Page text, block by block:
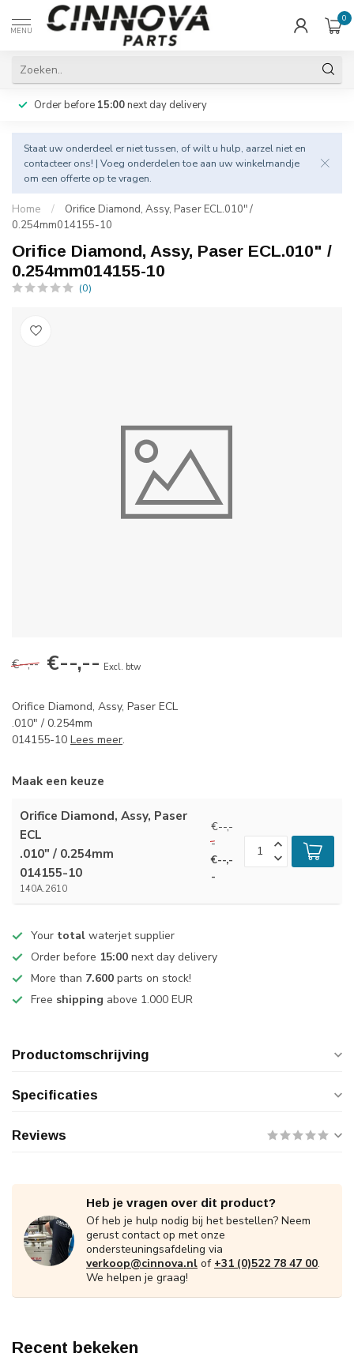
MENU
0
Order before 15:00next day delivery
Staat uw onderdeel er niet tussen, of wilt u hulp, aarzel niet en
contacteer ons! | Voeg onderdelen toe aan uw winkelmandje
om een offerte op te vragen.
Home /
Orifice Diamond, Assy, Paser ECL.010" /
0.254mm014155-10
Orifice Diamond, Assy, Paser ECL.010" /
0.254mm014155-10
(0)
€--,-- €--,-- Excl. btw
Orifice Diamond, Assy, Paser ECL
.010" / 0.254mm
014155-10 Lees meer.
Maak een keuze
Orifice Diamond, Assy, Paser
ECL
.010" / 0.254mm
014155-10
140A.2610
€--,-
-
€--,-
-
Your total waterjet supplier
Order before 15:00 next day delivery
More than 7.600 parts on stock!
Free shipping above 1.000 EUR
Productomschrijving
Specificaties
Reviews
Heb je vragen over dit product?
Of heb je hulp nodig bij het bestellen? Neem
gerust contact op met onze
ondersteuningsafdeling via
verkoop@cinnova.nl of +31 (0)522 78 47 00.
We helpen je graag!
Recent bekeken